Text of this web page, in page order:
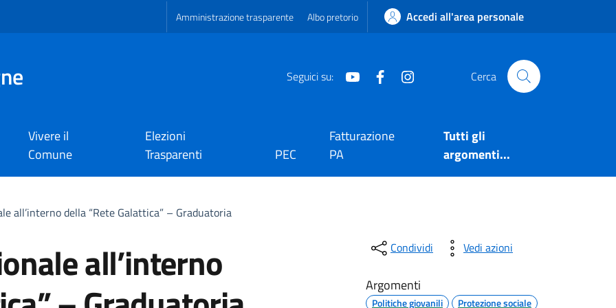
Amministrazione trasparente Albo pretorio Accedi all'area personale
Seguici su: Youtube Facebook Cerca
Vivere il
Comune
Elezioni
Trasparenti
PEC
Fatturazione
PA
Tutti gli
argomenti...
all’interno della “Rete Galattica” – Graduatoria
all’interno
Condividi Vedi azioni
Argomenti
Politiche giovanili Protezione sociale